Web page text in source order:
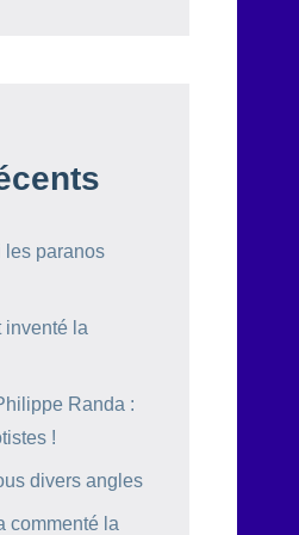
les paranos
inventé la
Randa :
!
divers angles
commenté la